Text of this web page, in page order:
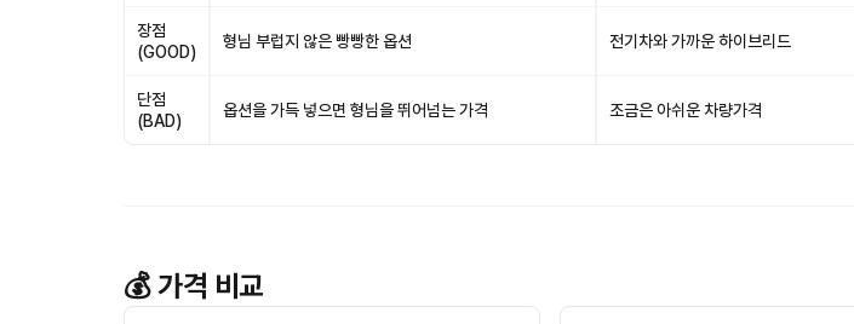
장점
(GOOD)
형님 부럽지 않은 빵빵한 옵션 전기차와 가까운 하이브리드
단점
(BAD)
옵션을 가득 넣으면 형님을 뛰어넘는 가격 조금은 아쉬운 차량가격
💰 가격 비교